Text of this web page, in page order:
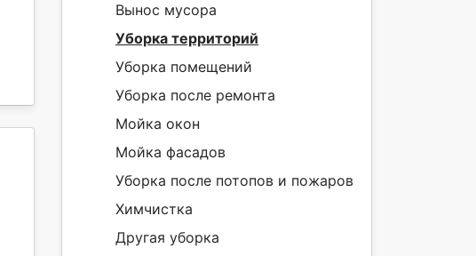
Вынос мусора
Уборка территорий
Уборка помещений
Уборка после ремонта
Мойка окон
Мойка фасадов
Уборка после потопов и пожаров
Химчистка
Другая уборка